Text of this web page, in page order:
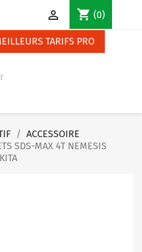
shopping_cart (0)

TARIFS PRO
ACCESSOIRE
SDS-MAX 4T NEMESIS